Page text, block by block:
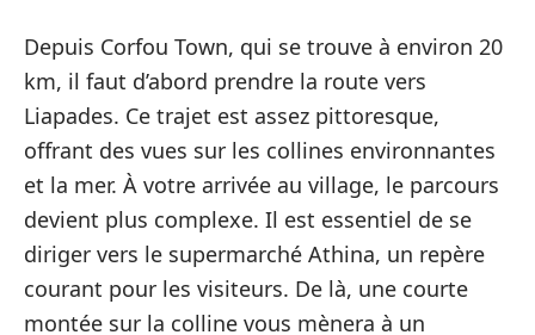
Depuis Corfou Town, qui se trouve à environ 20
km, il faut d’abord prendre la route vers
Liapades. Ce trajet est assez pittoresque,
offrant des vues sur les collines environnantes
et la mer. À votre arrivée au village, le parcours
devient plus complexe. Il est essentiel de se
diriger vers le supermarché Athina, un repère
courant pour les visiteurs. De là, une courte
montée sur la colline vous mènera à un